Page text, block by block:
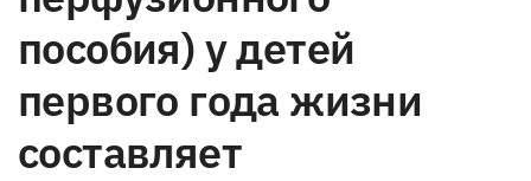
пособия) у детей
первого года жизни
составляет